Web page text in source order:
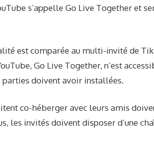
s’appelle Go Live Together et
est comparée au multi-invité de
Go Live Together, n’est
parties doivent avoir installées.
co-héberger avec leurs amis
les invités doivent disposer d’une